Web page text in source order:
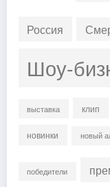
Россия
Шоу-
выставка клип
новинки новый
победители